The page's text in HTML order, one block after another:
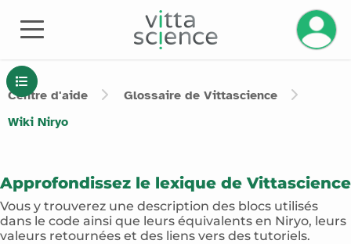
Centre d'aide
Glossaire de Vittascience
Wiki Niryo
Approfondissez le lexique de Vittascience
Vous y trouverez une description des blocs utilisés
dans le code ainsi que leurs équivalents en Niryo, leurs
valeurs retournées et des liens vers des tutoriels.